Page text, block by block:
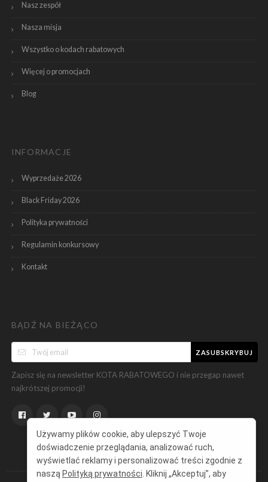
Nasz zespół
Nasza misja
Wszystko o kodach rabatowych
Więcej o promocjach
Blog
INFORMACJE
Wyprzedaże 2026
Black Friday 2026
Polityka prywatności
Regulamin konkursowy
Kontakt
BĄDŹ NA BIEŻĄCO
ZASUBSKRYBUJ
Zapisz się na newsletter KOTA RABATOWEGO i nie przegap nawet
najkrótszej promocji!
Używamy plików cookie, aby ulepszyć Twoje
doświadczenie przeglądania, analizować ruch,
wyświetlać reklamy i personalizować treści zgodnie z
naszą Polityką prywatności . Kliknij „Akceptuj”, aby